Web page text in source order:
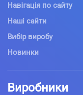
Навігація по сайту
Наші сайти
Вибір виробу
Новинки
Виробники